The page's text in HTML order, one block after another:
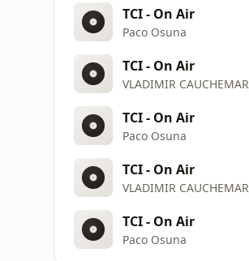
TCI - On Air
Paco Osuna
TCI - On Air
VLADIMIR CAUCHEMAR
TCI - On Air
Paco Osuna
TCI - On Air
VLADIMIR CAUCHEMAR
TCI - On Air
Paco Osuna